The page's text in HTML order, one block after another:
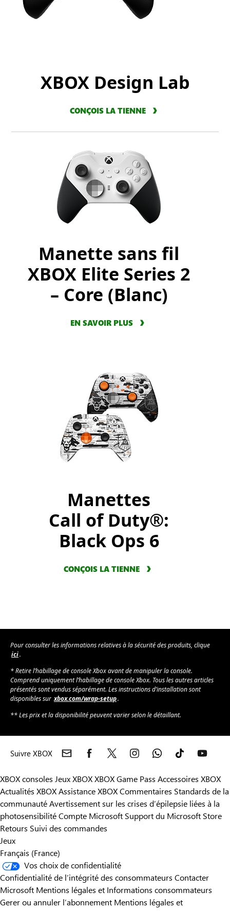
XBOX Design Lab
CONÇOIS LA TIENNE
Manette sans fil
XBOX Elite Series 2
– Core (Blanc)
EN SAVOIR PLUS
Manettes
Call of Duty®:
Black Ops 6
CONÇOIS LA TIENNE
Pour consulter les informations relatives à la sécurité des produits, clique
ici.
* Retire l’habillage de console Xbox avant de manipuler la console.
Comprend uniquement l’habillage de console Xbox. Tous les autres articles
présentés sont vendus séparément. Les instructions d’installation sont
disponibles sur xbox.com/wrap-setup.
** Les prix et la disponibilité peuvent varier selon le détaillant.
Suivre XBOX
XBOX consoles Jeux XBOXXBOX Game Pass Accessoires XBOX
Actualités XBOXAssistance XBOXCommentaires Standards de la
communautéAvertissement sur les crises d’épilepsie liées à la
photosensibilitéCompte Microsoft Support du Microsoft Store
Retours Suivi des commandes
Jeux
Français (France)
Vos choix de confidentialité
Confidentialité de l’intégrité des consommateurs Contacter
Microsoft Mentions légales et Informations consommateurs
Gerer ou annuler l’abonnement Mentions légales et